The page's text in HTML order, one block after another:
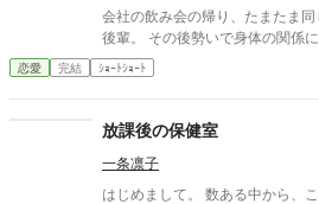
会社の飲み会の帰り、たまたま
後輩。 その後勢いで身体の関係に
恋愛 完結 ｼｮｰﾄｼｮｰﾄ
放課後の保健室
一条凛子
はじめまして。 数ある中から、